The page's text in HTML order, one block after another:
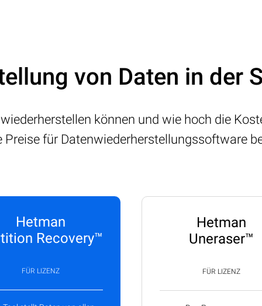
von Daten in der
können und wie hoch die
Preise für Datenwiederherstellungssoftware
Hetman
Recovery™
FÜR LIZENZ
Hetman
Uneraser™
FÜR LIZENZ